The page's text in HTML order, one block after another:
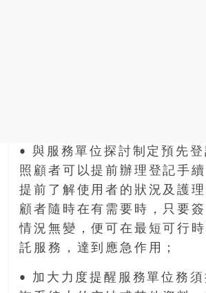
• 與服務單位探討制定預先
照顧者可以提前辦理登記手續
提前了解使用者的狀況及護
顧者隨時在有需要時，只要
情況無變，便可在最短可行
託服務，達到應急作用；
• 加大力度提醒服務單位務